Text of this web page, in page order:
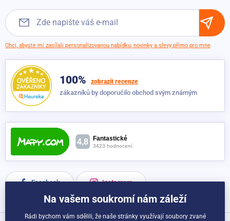
Chci, abyste mi zasílali personalizovanou nabídku, novinky a slevy přímo pro mne
100% zobrazit recenze
zákazníků by doporučilo obchod svým známým
Facebook Instagram
Na vašem soukromí nám záleží
Rádi bychom vám sdělili, že naše stránky využívají soubory zvané